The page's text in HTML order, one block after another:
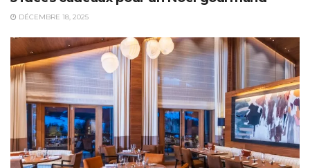
DÉCEMBRE 18, 2025